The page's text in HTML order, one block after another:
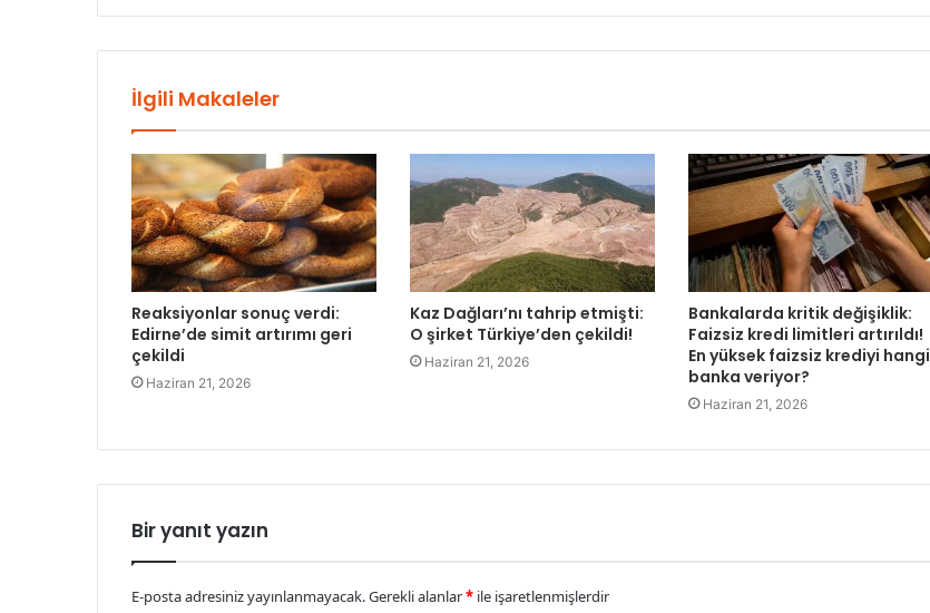
İlgili Makaleler
Reaksiyonlar sonuç verdi:
Edirne’de simit artırımı geri
çekildi
Haziran 21, 2026
Kaz Dağları’nı tahrip etmişti:
O şirket Türkiye’den çekildi!
Haziran 21, 2026
Bankalarda kritik değişiklik:
Faizsiz kredi limitleri artırıldı!
En yüksek faizsiz krediyi hangi
banka veriyor?
Haziran 21, 2026
Bir yanıt yazın
E-posta adresiniz yayınlanmayacak.Gerekli alanlar* ile işaretlenmişlerdir